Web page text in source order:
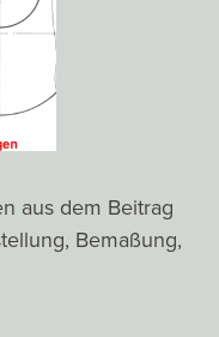
aus dem Beitrag
Bemaßung,